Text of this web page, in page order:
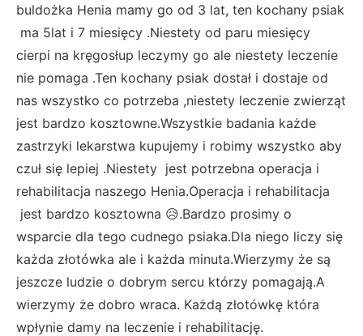
buldożka Henia mamy go od 3 lat, ten kochany psiak
ma 5lat i 7 miesięcy .Niestety od paru miesięcy
cierpi na kręgosłup leczymy go ale niestety leczenie
nie pomaga .Ten kochany psiak dostał i dostaje od
nas wszystko co potrzeba ,niestety leczenie zwierząt
jest bardzo kosztowne.Wszystkie badania każde
zastrzyki lekarstwa kupujemy i robimy wszystko aby
czuł się lepiej .Niestety jest potrzebna operacja i
rehabilitacja naszego Henia.Operacja i rehabilitacja
jest bardzo kosztowna 😥.Bardzo prosimy o
wsparcie dla tego cudnego psiaka.Dla niego liczy się
każda złotówka ale i każda minuta.Wierzymy że są
jeszcze ludzie o dobrym sercu którzy pomagają.A
wierzymy że dobro wraca. Każdą złotówkę która
wpłynie damy na leczenie i rehabilitację.